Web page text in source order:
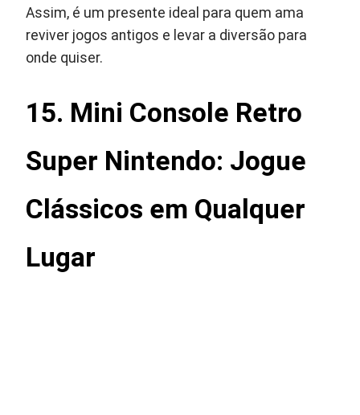
Assim, é um presente ideal para quem ama
reviver jogos antigos e levar a diversão para
onde quiser.
15. Mini Console Retro
Super Nintendo: Jogue
Clássicos em Qualquer
Lugar